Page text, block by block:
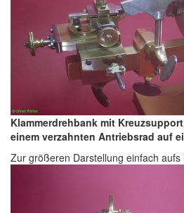
Klammerdrehbank mit
einem verzahnten Antriebsrad auf
Zur größeren Darstellung einfach aufs